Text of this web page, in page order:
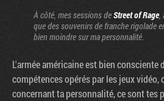
À côté, mes sessions deStreet of Rage,
que des souvenirs de franche rigolade
bien moindre sur ma personnalité.
L'armée américaine est bien consciente
compétences opérés par les jeux
concernant ta personnalité, ce sont tes